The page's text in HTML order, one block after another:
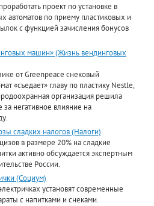
проект по установке в
автоматов по приему пластиковых и
с функцией зачисления бонусов
машин» (Жизнь вендинговых
от Greenpeace снековый
«съедает» главу по пластику Nestle,
организация решила
негативное влияние на
сладких налогов (Налоги)
в размере 20% на сладкие
активно обсуждается экспертным
России.
(Социум)
установят современные
с напитками и снеками.